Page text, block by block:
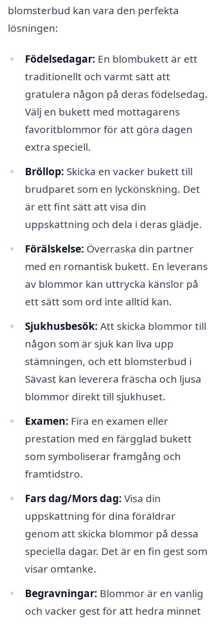
blomsterbud kan vara den perfekta
lösningen:
Födelsedagar: En blombukett är ett
traditionellt och varmt sätt att
gratulera någon på deras födelsedag.
Välj en bukett med mottagarens
favoritblommor för att göra dagen
extra speciell.
Bröllop: Skicka en vacker bukett till
brudparet som en lyckönskning. Det
är ett fint sätt att visa din
uppskattning och dela i deras glädje.
Förälskelse: Överraska din partner
med en romantisk bukett. En leverans
av blommor kan uttrycka känslor på
ett sätt som ord inte alltid kan.
Sjukhusbesök: Att skicka blommor till
någon som är sjuk kan liva upp
stämningen, och ett blomsterbud i
Sävast kan leverera fräscha och ljusa
blommor direkt till sjukhuset.
Examen: Fira en examen eller
prestation med en färgglad bukett
som symboliserar framgång och
framtidstro.
Fars dag/Mors dag: Visa din
uppskattning för dina föräldrar
genom att skicka blommor på dessa
speciella dagar. Det är en fin gest som
visar omtanke.
Begravningar: Blommor är en vanlig
och vacker gest för att hedra minnet